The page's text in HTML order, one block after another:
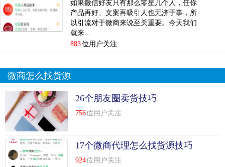
如果微信好友只有那么零星几个人，任你
产品再好、文案再吸引人也无济于事，所
以引流对于微商来说至关重要。今天我们
就来…
883位用户关注
微商怎么找货源
26个朋友圈卖货技巧
756位用户关注
17个微商代理怎么找货源技巧
924位用户关注